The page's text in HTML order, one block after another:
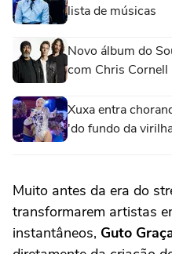
lista de músicas
Novo álbum do
com Chris Cornell
Xuxa entra
'do fundo da
Muito antes da era do
transformarem artistas
instantâneos, Guto